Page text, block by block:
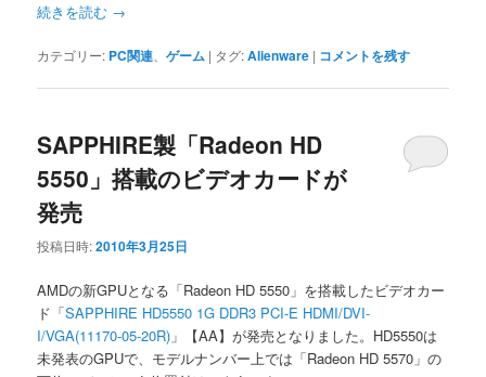
続きを読む →
カテゴリー: PC関連 、ゲーム | タグ:Alienware | コメントを残す
SAPPHIRE製「Radeon HD
5550」搭載のビデオカードが
発売
投稿日時:2010年3月25日
AMDの新GPUとなる「Radeon HD 5550」を搭載したビデオカー
ド「SAPPHIRE HD5550 1G DDR3 PCI-E HDMI/DVI-
I/VGA(11170-05-20R) 」【AA】が発売となりました。HD5550は
未発表のGPUで、モデルナンバー上では「Radeon HD 5570」の